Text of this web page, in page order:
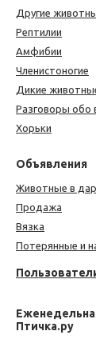
Другие
Рептилии
Амфибии
Членистоногие
Дикие
Разговоры обо
Хорьки
Объявления
Животные в дар
Продажа
Вязка
Потерянные и
Птичка.ру